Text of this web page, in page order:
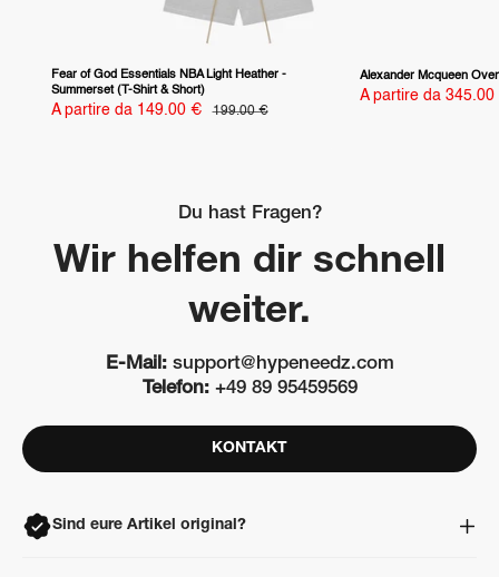
Fear of God Essentials NBA Light Heather -
Summerset (T-Shirt & Short)
Prezzo
A partire da 149.00 € Prezzo
199.00 €
Alexander Mcqueen
Prezzo
A partire da 345.00
Du hast Fragen?
Wir helfen dir schnell
weiter.
E-Mail: support@hypeneedz.com
Telefon:+49 89 95459569
KONTAKT
Sind eure Artikel original?